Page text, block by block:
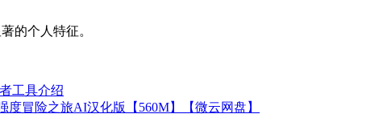
的个人特征。
工具介绍
度冒险之旅AI汉化版【560M】【微云网盘】